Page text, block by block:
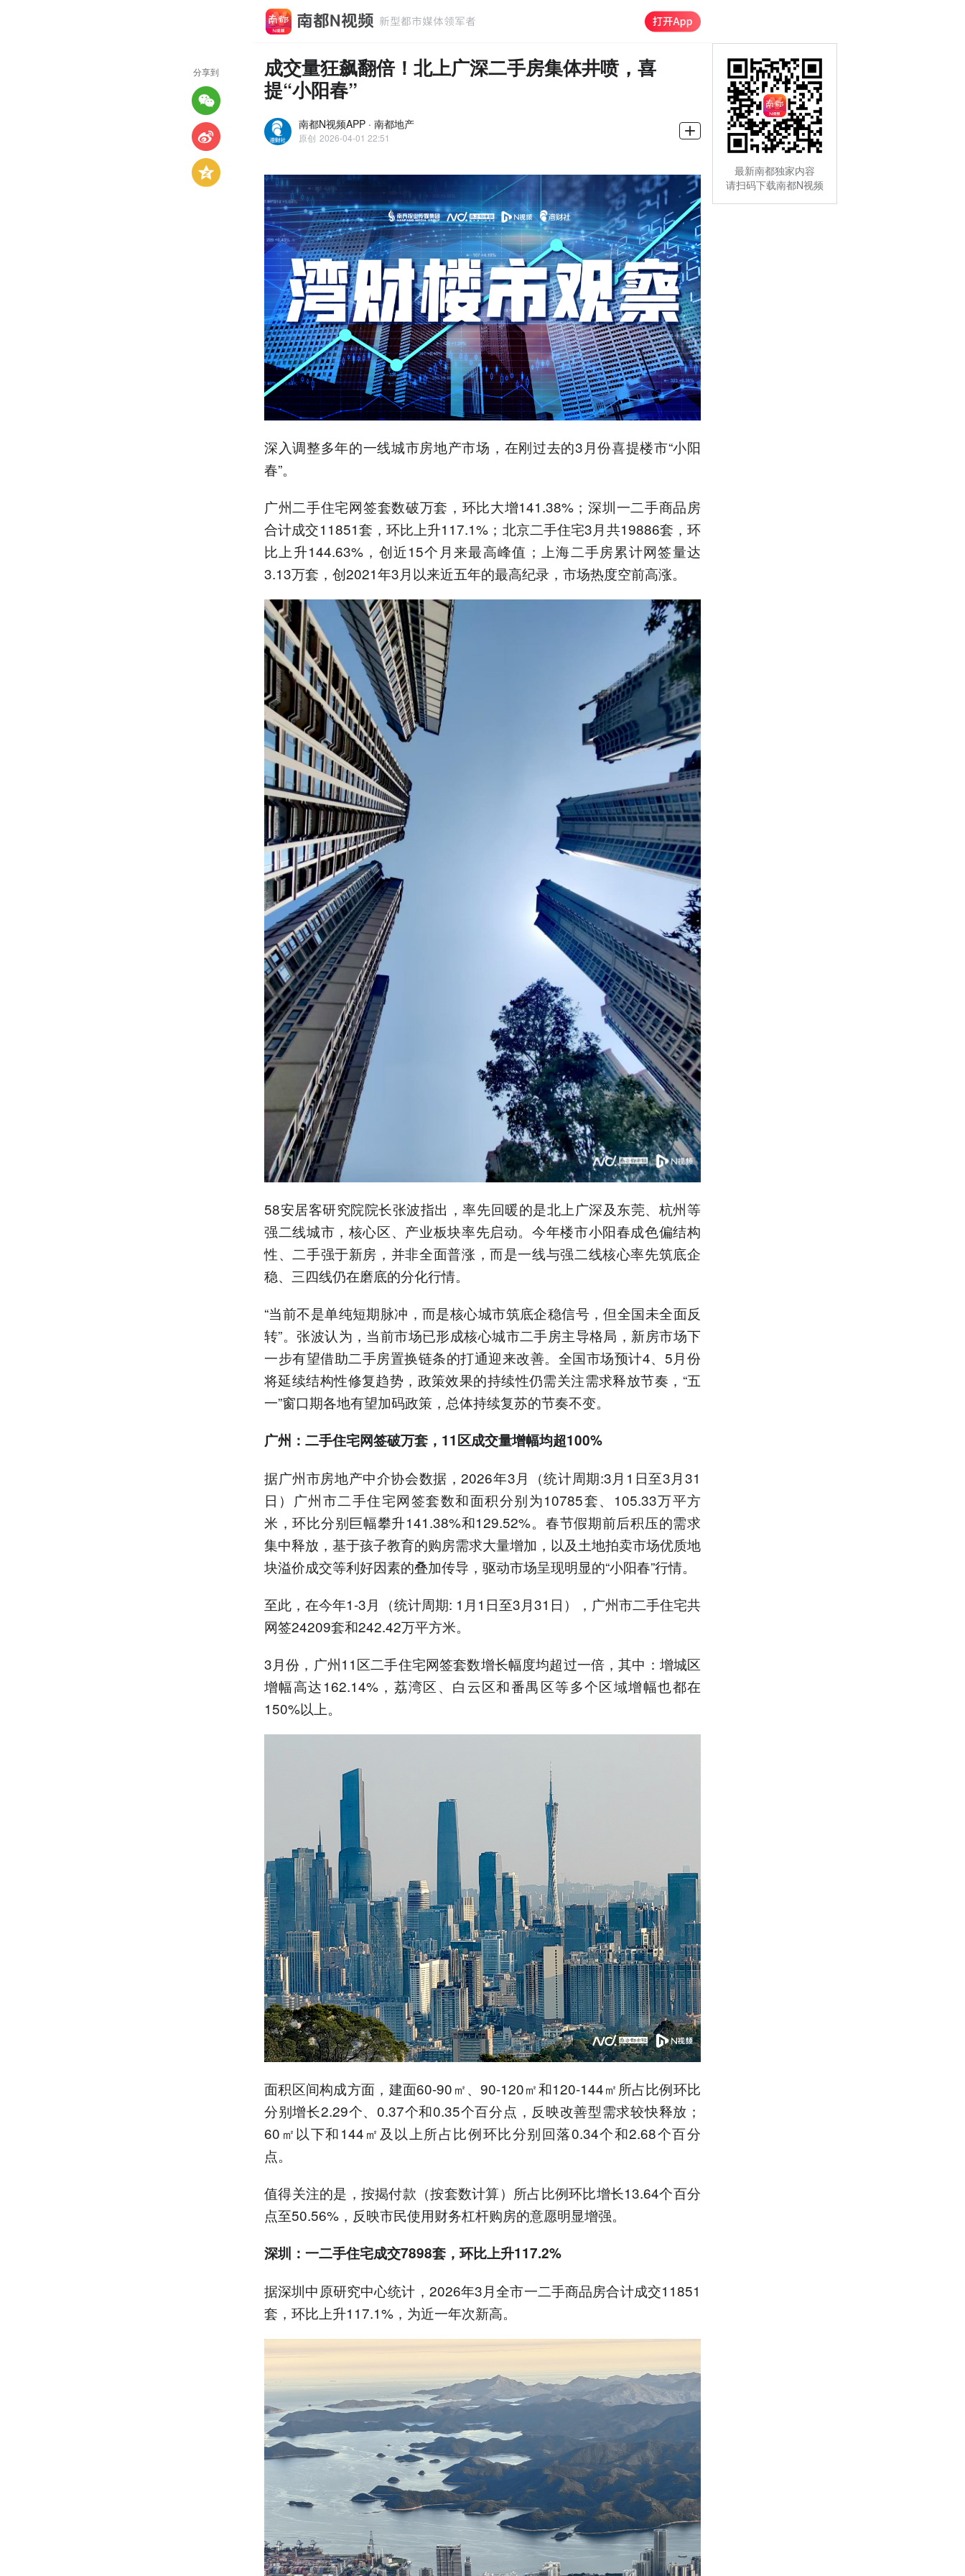
成交量狂飙翻倍！北上广深二手房集体井喷，喜
提“小阳春”
南都N视频APP · 南都地产
原创 2026-04-01 22:51
深入调整多年的一线城市房地产市场，在刚过去的3月份喜提楼市“小阳
春”。
广州二手住宅网签套数破万套，环比大增141.38%；深圳一二手商品房
合计成交11851套，环比上升117.1%；北京二手住宅3月共19886套，环
比上升144.63%，创近15个月来最高峰值；上海二手房累计网签量达
3.13万套，创2021年3月以来近五年的最高纪录，市场热度空前高涨。
58安居客研究院院长张波指出，率先回暖的是北上广深及东莞、杭州等
强二线城市，核心区、产业板块率先启动。今年楼市小阳春成色偏结构
性、二手强于新房，并非全面普涨，而是一线与强二线核心率先筑底企
稳、三四线仍在磨底的分化行情。
“当前不是单纯短期脉冲，而是核心城市筑底企稳信号，但全国未全面反
转”。张波认为，当前市场已形成核心城市二手房主导格局，新房市场下
一步有望借助二手房置换链条的打通迎来改善。全国市场预计4、5月份
将延续结构性修复趋势，政策效果的持续性仍需关注需求释放节奏，“五
一”窗口期各地有望加码政策，总体持续复苏的节奏不变。
广州：二手住宅网签破万套，11区成交量增幅均超100%
据广州市房地产中介协会数据，2026年3月（统计周期:3月1日至3月31
日）广州市二手住宅网签套数和面积分别为10785套、105.33万平方
米，环比分别巨幅攀升141.38%和129.52%。春节假期前后积压的需求
集中释放，基于孩子教育的购房需求大量增加，以及土地拍卖市场优质地
块溢价成交等利好因素的叠加传导，驱动市场呈现明显的“小阳春”行情。
至此，在今年1-3月（统计周期: 1月1日至3月31日），广州市二手住宅共
网签24209套和242.42万平方米。
3月份，广州11区二手住宅网签套数增长幅度均超过一倍，其中：增城区
增幅高达162.14%，荔湾区、白云区和番禺区等多个区域增幅也都在
150%以上。
面积区间构成方面，建面60-90㎡、90-120㎡和120-144㎡所占比例环比
分别增长2.29个、0.37个和0.35个百分点，反映改善型需求较快释放；
60㎡以下和144㎡及以上所占比例环比分别回落0.34个和2.68个百分
点。
值得关注的是，按揭付款（按套数计算）所占比例环比增长13.64个百分
点至50.56%，反映市民使用财务杠杆购房的意愿明显增强。
深圳：一二手住宅成交7898套，环比上升117.2%
据深圳中原研究中心统计，2026年3月全市一二手商品房合计成交11851
套，环比上升117.1%，为近一年次新高。
分享到
最新南都独家内容
请扫码下载南都N视频